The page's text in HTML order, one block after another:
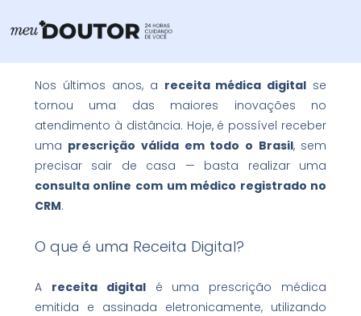
para
Nos últimos anos, a receita médica digital se
tornou uma das maiores inovações no
atendimento à distância. Hoje, é possível receber
uma prescrição válida em todo o Brasil, sem
precisar sair de casa — basta realizar uma
consulta online com um médico registrado no
CRM.
O que é uma Receita Digital?
A receita digitalé uma prescrição médica
emitida e assinada eletronicamente, utilizando